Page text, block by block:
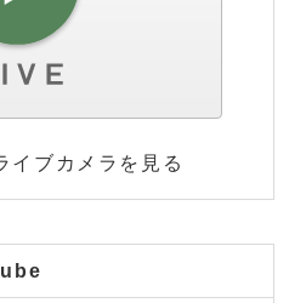
イブカメラを見る